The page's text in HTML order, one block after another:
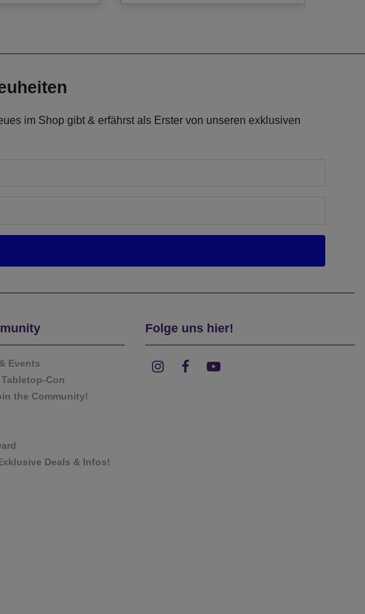
im Shop gibt & erfährst als Erster von unseren exklusiven
Events
Con
the Community!
Deals & Infos!
Folge uns hier!